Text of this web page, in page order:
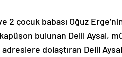
2 çocuk babası Oğuz Erge’nin
bulunan Delil Aysal,
dolaştıran Delil